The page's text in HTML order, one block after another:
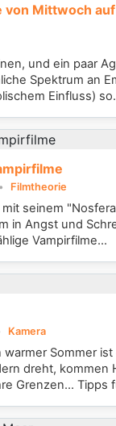
von Mittwoch
und ein paar
Spektrum an
Einfluss)
Filmtheorie
mit seinem
in Angst und
Vampirfilme...
Kamera
warmer Sommer
dreht, kommen
Grenzen... Tipps